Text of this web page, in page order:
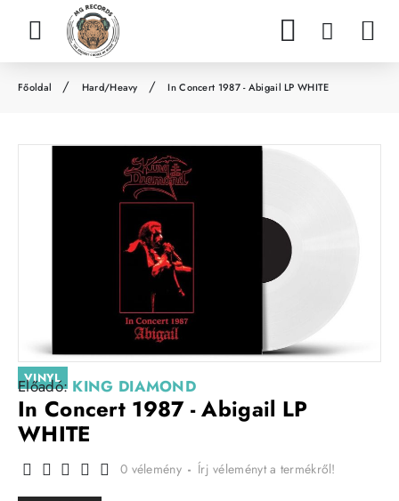
Hard/Heavy In Concert 1987 - Abigail LP WHITE
VINYL
Előadó: KING DIAMOND
In Concert 1987 - Abigail LP
WHITE
0 vélemény - Írj véleményt a termékről!